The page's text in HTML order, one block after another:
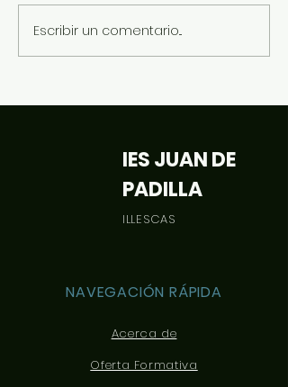
Más tertulias literarias...
Escribir un comentario...
IES JUAN DE
PADILLA
ILLESCAS
NAVEGACIÓN RÁPIDA
Acerca de
Oferta Formativa